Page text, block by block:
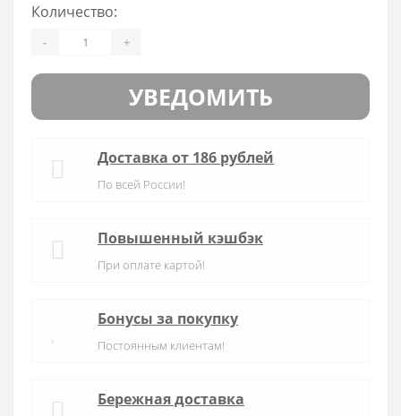
Количество:
- +
УВЕДОМИТЬ
Доставка от 186 рублей
По всей России!
Повышенный кэшбэк
При оплате картой!
Бонусы за покупку
Постоянным клиентам!
Бережная доставка